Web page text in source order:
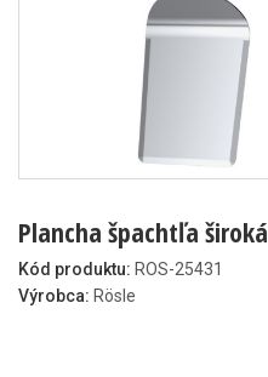
Plancha špachtľa
Kód produktu: ROS-25431
Výrobca: Rösle